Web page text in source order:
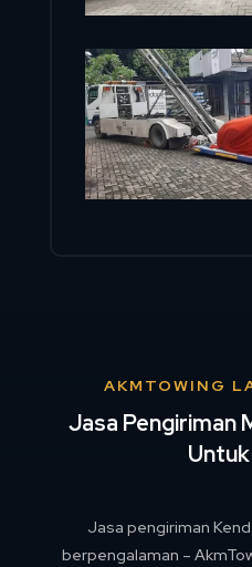
AKMTOWING
Jasa Pengiriman
Jasa pengiriman
berpengalaman –